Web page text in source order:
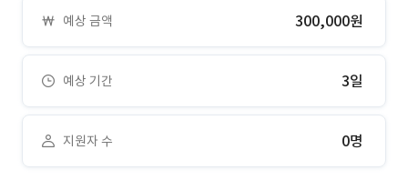
예상 금액 300,000원
예상 기간 3일
지원자 수 0명